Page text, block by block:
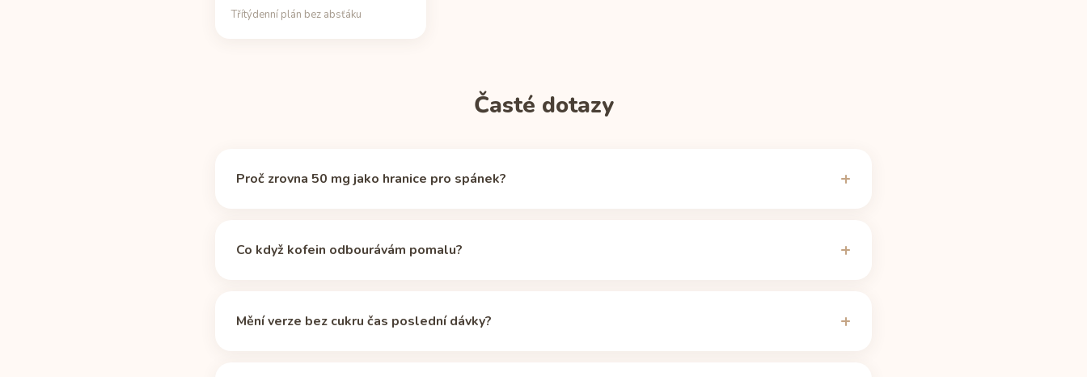
Třítýdenní plán bez absťáku
Časté dotazy
Proč zrovna 50 mg jako hranice pro spánek?
poločasu ). Pro nápoj Monster Energy to znamená, že dávka 160 mg (plechovka 473 ml) potřebuje k poklesu
Co když kofein odbourávám pomalu?
dávka 160 mg (plechovka 473 ml) k odbourání asi 13 h 26 min místo 8 h 24 min; pomalý metabolizátor by tedy
Mění verze bez cukru čas poslední dávky?